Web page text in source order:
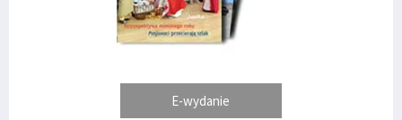
E-wydanie